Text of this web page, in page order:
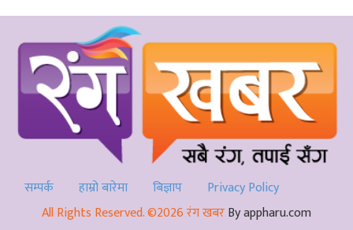
सम्पर्क हाम्रो बारेमा बिज्ञाप
Privacy Policy
All Rights Reserved. ©2026 रंग खबरBy appharu.com